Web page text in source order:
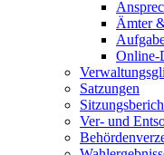
Ämter
Online-
Satzungen
Ver- und